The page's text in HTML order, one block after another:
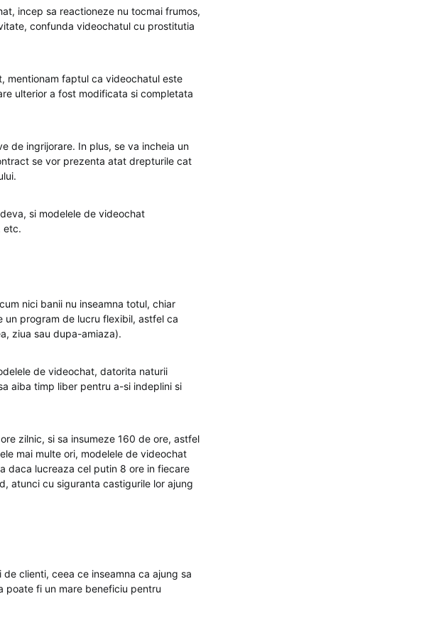
incep sa reactioneze nu tocmai frumos,
confunda videochatul cu prostitutia
mentionam faptul ca videochatul este
ulterior a fost modificata si completata
de ingrijorare. In plus, se va incheia un
se vor prezenta atat drepturile cat
si modelele de videochat
etc.
nici banii nu inseamna totul, chiar
program de lucru flexibil, astfel ca
ziua sau dupa-amiaza).
de videochat, datorita naturii
aiba timp liber pentru a-si indeplini si
zilnic, si sa insumeze 160 de ore, astfel
mai multe ori, modelele de videochat
daca lucreaza cel putin 8 ore in fiecare
atunci cu siguranta castigurile lor ajung
clienti, ceea ce inseamna ca ajung sa
poate fi un mare beneficiu pentru